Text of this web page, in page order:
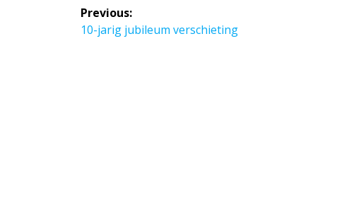
navigatie
Previous:
Previous
10-jarig jubileum verschieting